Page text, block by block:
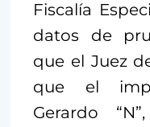
Fiscalía
datos de
que el Juez
que el
Gerardo